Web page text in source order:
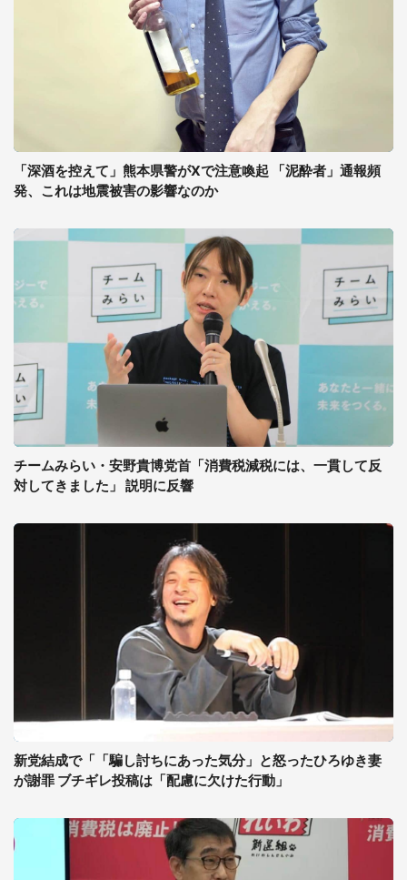
「深酒を控えて」熊本県警がXで注意喚起 「泥酔者」通報頻
発、これは地震被害の影響なのか
チームみらい・安野貴博党首「消費税減税には、一貫して反
対してきました」 説明に反響
新党結成で「「騙し討ちにあった気分」と怒ったひろゆき妻
が謝罪 ブチギレ投稿は「配慮に欠けた行動」